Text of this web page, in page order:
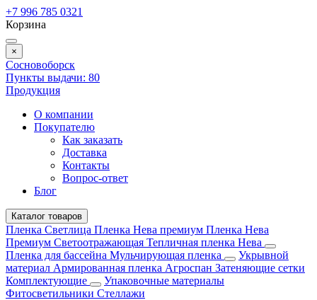
+7 996 785 0321
Корзина
×
Сосновоборск
Пункты выдачи: 80
Продукция
О компании
Покупателю
Как заказать
Доставка
Контакты
Вопрос-ответ
Блог
Каталог товаров
Пленка Светлица Пленка Нева премиум Пленка Нева
Премиум Светоотражающая Тепличная пленка Нева
Пленка для бассейна Мульчирующая пленка
Укрывной
материал Армированная пленка Агроспан Затеняющие сетки
Комплектующие
Упаковочные материалы
Фитосветильники Стеллажи